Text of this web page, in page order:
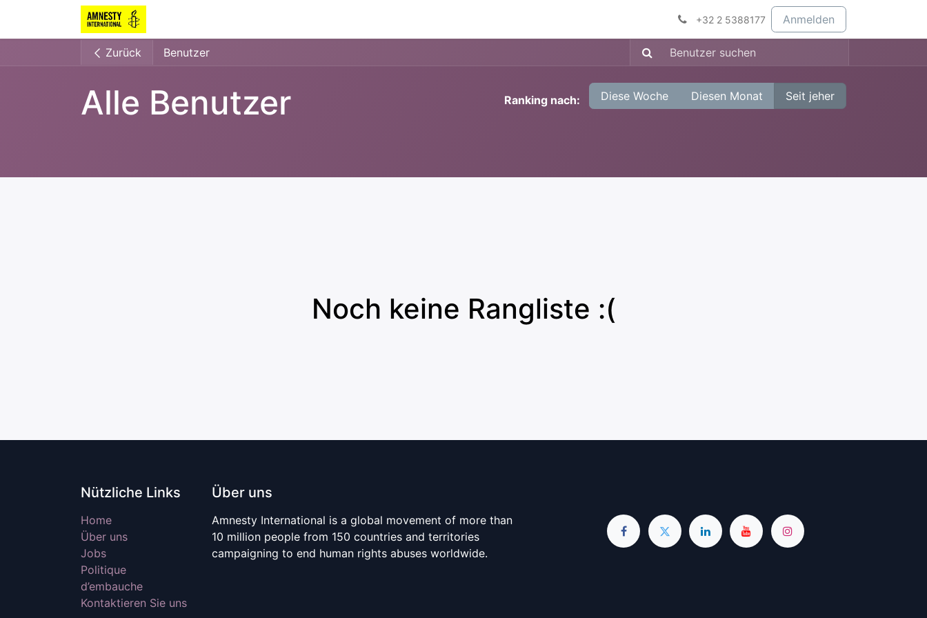
+32 2 5388177 Anmelden
Zurück Benutzer
Alle Benutzer Ranking nach: Diese Woche Diesen Monat Seit jeher
Noch keine Rangliste :(
Nützliche Links
Home
Über uns
Jobs
Politique
d’embauche
Kontaktieren Sie uns
Über uns
Amnesty International is a global movement of more than
10 million people from 150 countries and territories
campaigning to end human rights abuses worldwide.